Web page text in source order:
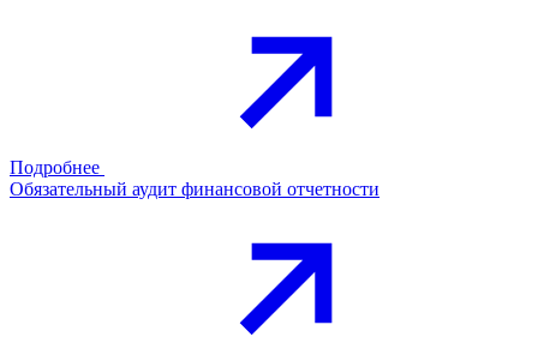
Подробнее
Обязательный аудит финансовой отчетности